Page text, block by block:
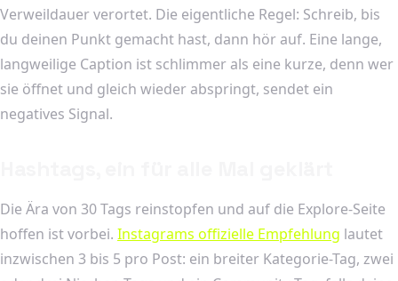
Verweildauer verortet. Die eigentliche Regel: Schreib, bis
du deinen Punkt gemacht hast, dann hör auf. Eine lange,
langweilige Caption ist schlimmer als eine kurze, denn wer
sie öffnet und gleich wieder abspringt, sendet ein
negatives Signal.
Die Ära von 30 Tags reinstopfen und auf die Explore-Seite
hoffen ist vorbei. Instagrams offizielle Empfehlung lautet
inzwischen 3 bis 5 pro Post: ein breiter Kategorie-Tag, zwei